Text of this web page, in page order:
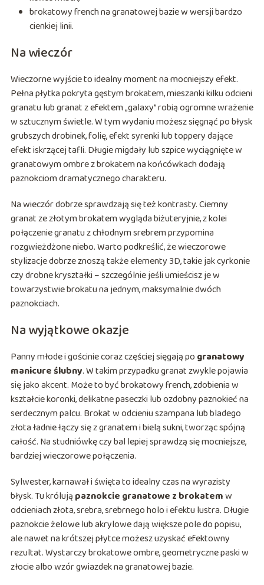
brokatowy french na granatowej bazie w wersji bardzo
cienkiej linii.
Na wieczór
Wieczorne wyjście to idealny moment na mocniejszy efekt.
Pełna płytka pokryta gęstym brokatem, mieszanki kilku odcieni
granatu lub granat z efektem „galaxy” robią ogromne wrażenie
w sztucznym świetle. W tym wydaniu możesz sięgnąć po błysk
grubszych drobinek, folię, efekt syrenki lub toppery dające
efekt iskrzącej tafli. Długie migdały lub szpice wyciągnięte w
granatowym ombre z brokatem na końcówkach dodają
paznokciom dramatycznego charakteru.
Na wieczór dobrze sprawdzają się też kontrasty. Ciemny
granat ze złotym brokatem wygląda biżuteryjnie, z kolei
połączenie granatu z chłodnym srebrem przypomina
rozgwieżdżone niebo. Warto podkreślić, że wieczorowe
stylizacje dobrze znoszą także elementy 3D, takie jak cyrkonie
czy drobne kryształki – szczególnie jeśli umieścisz je w
towarzystwie brokatu na jednym, maksymalnie dwóch
paznokciach.
Na wyjątkowe okazje
Panny młode i gościnie coraz częściej sięgają po granatowy
manicure ślubny. W takim przypadku granat zwykle pojawia
się jako akcent. Może to być brokatowy french, zdobienia w
kształcie koronki, delikatne paseczki lub ozdobny paznokieć na
serdecznym palcu. Brokat w odcieniu szampana lub bladego
złota ładnie łączy się z granatem i bielą sukni, tworząc spójną
całość. Na studniówkę czy bal lepiej sprawdzą się mocniejsze,
bardziej wieczorowe połączenia.
Sylwester, karnawał i święta to idealny czas na wyrazisty
błysk. Tu królują paznokcie granatowe z brokatemw
odcieniach złota, srebra, srebrnego holo i efektu lustra. Długie
paznokcie żelowe lub akrylowe dają większe pole do popisu,
ale nawet na krótszej płytce możesz uzyskać efektowny
rezultat. Wystarczy brokatowe ombre, geometryczne paski w
złocie albo wzór gwiazdek na granatowej bazie.